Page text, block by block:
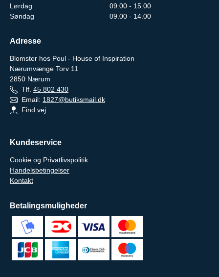
Lørdag
09.00 - 15.00
Søndag
09.00 - 14.00
Adresse
Blomster hos Poul - House of Inspiration
Nærumvænge Torv 11
2850 Nærum
Tlf. 45 802 430
Email: 1827@butiksmail.dk
Find vej
Kundeservice
Cookie og Privatlivspolitik
Handelsbetingelser
Kontakt
Betalingsmuligheder